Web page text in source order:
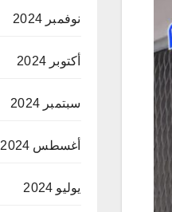
نوفمبر 2024
أكتوبر 2024
سبتمبر 2024
أغسطس 2024
يوليو 2024